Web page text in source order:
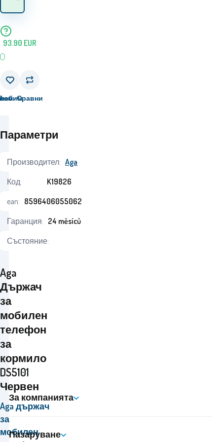
93.90 EUR
Сравни
Aga
Държач
за
мобилен
телефон
за
кормило
DS5101
Червен
Aga държач
за
мобилен
Параметри
Производител: Aga
Код:
K19826
ean: 8596406055062
Гаранция: 24 měsíců
Състояние:
За компанията
Пазаруване